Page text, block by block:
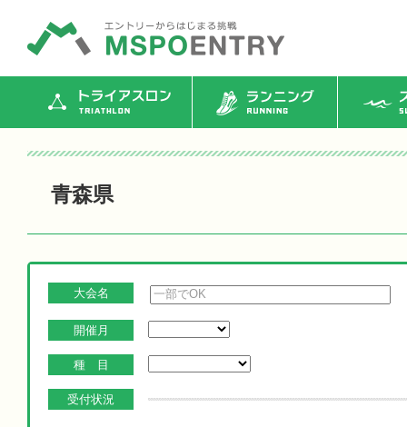
トライアスロン ランニング ス
青森県
大会名
開催月
種 目
受付状況